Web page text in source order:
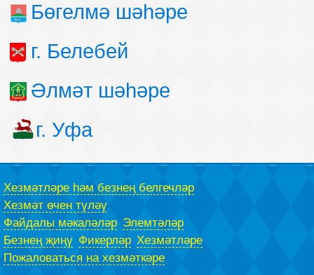
Бөгелмә шәһәре
г. Белебей
Әлмәт шәһәре
г. Уфа
Хезмәтләре һәм безнең белгечләр
Хезмәт өчен түләү
Файдалы мәкаләләр Элемтәләр
Безнең җиңү Фикерләр Хезмәтләре
Пожаловаться на хезмәткәре